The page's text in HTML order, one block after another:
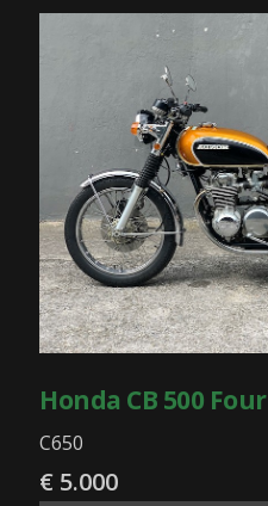
Honda CB 500
C650
€ 5.000